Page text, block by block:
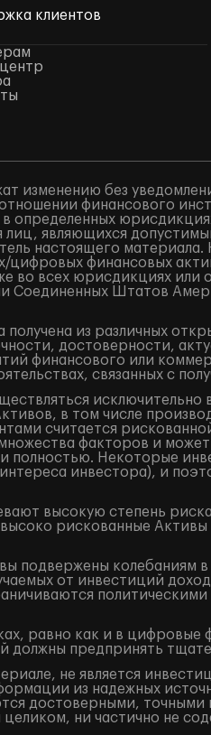
клиентов
изменению без
финансового
определенных
лиц, являющихся
настоящего
цифровых финансовых
во всех юрисдикциях
Соединенных Штатов
из различных
достоверности,
финансового или
связанных с
в том числе
считается
факторов и
полностью. Некоторые
инвестора), и
высокую степень
рискованные
подвержены колебаниям
от инвестиций
равно как и в
предпринять
не является
из надежных
достоверными,
целиком, ни частично не